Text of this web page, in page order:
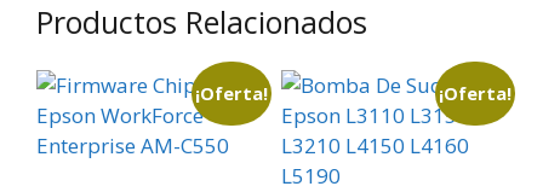
Productos Relacionados
¡Oferta! ¡Oferta!